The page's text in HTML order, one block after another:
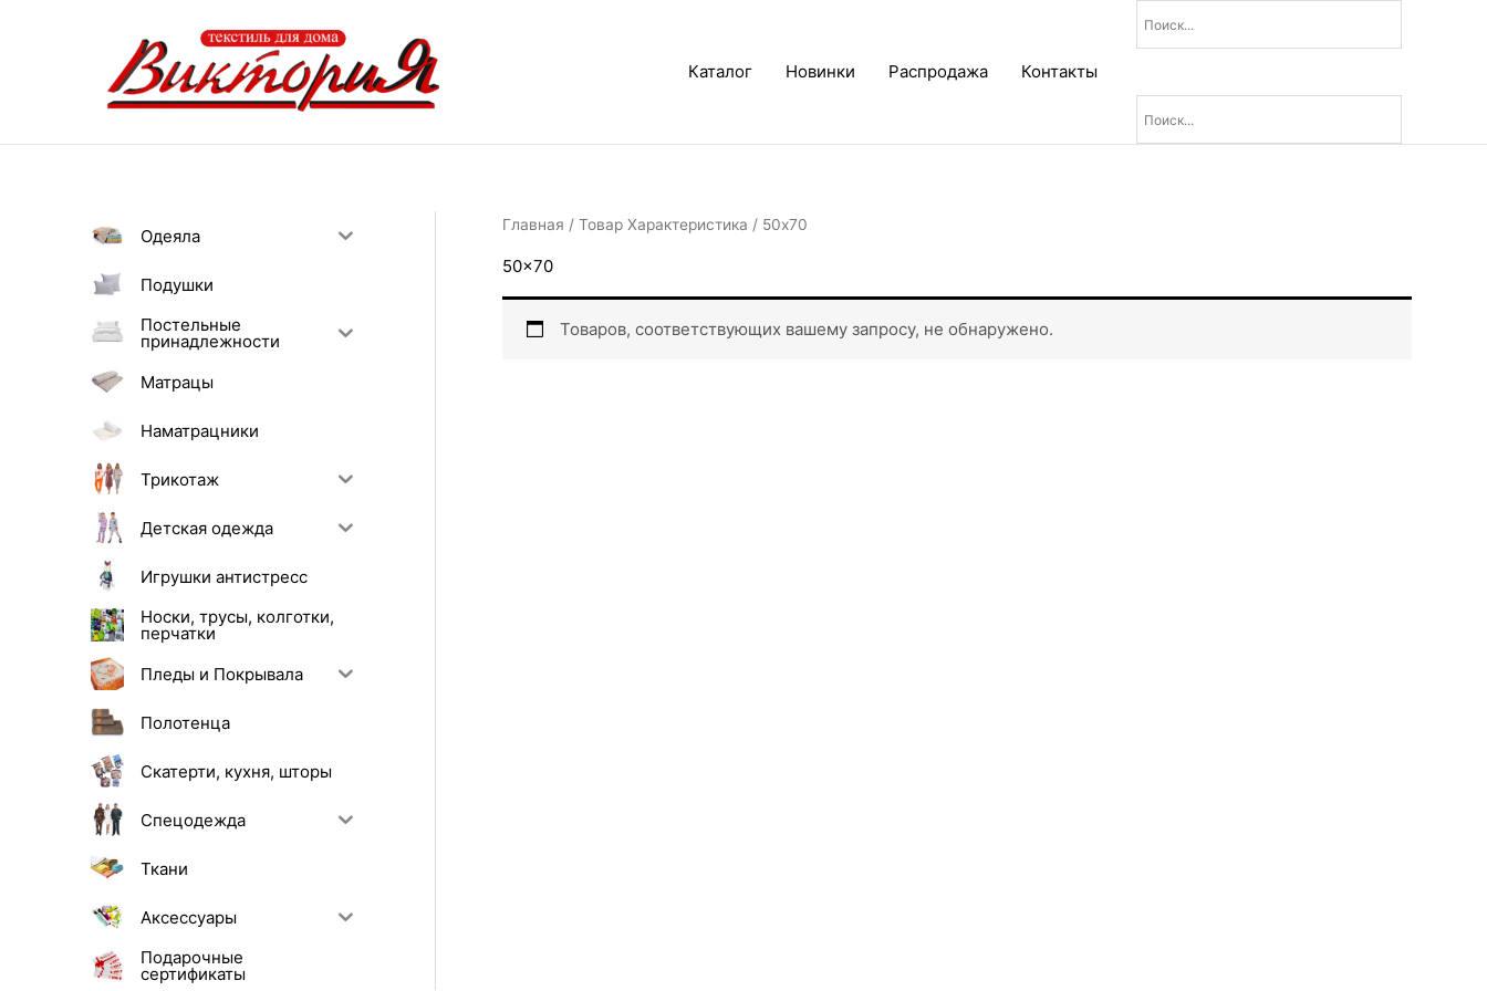
Каталог Новинки Распродажа Контакты
Одеяла
Подушки
Постельные
принадлежности
Матрацы
Наматрацники
Трикотаж
Детская одежда
Игрушки антистресс
Носки, трусы, колготки,
перчатки
Пледы и Покрывала
Полотенца
Скатерти, кухня, шторы
Спецодежда
Ткани
Аксессуары
Подарочные
сертификаты
Главная / Товар Характеристика / 50x70
50x70
Товаров, соответствующих вашему запросу, не обнаружено.